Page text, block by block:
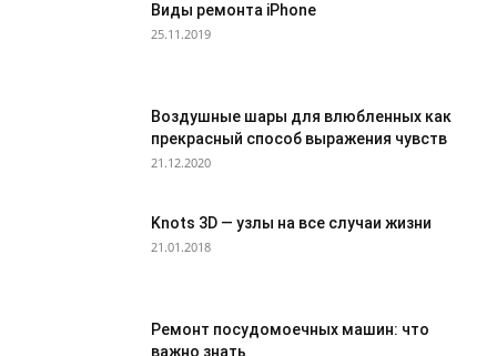
Виды ремонта iPhone
25.11.2019
Воздушные шары для влюбленных как
прекрасный способ выражения чувств
21.12.2020
Knots 3D — узлы на все случаи жизни
21.01.2018
Ремонт посудомоечных машин: что
важно знать